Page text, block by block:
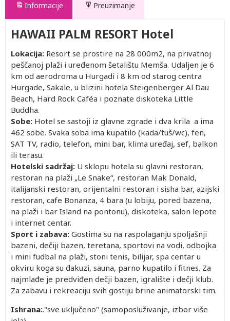
Informacije Preuzimanje
HAWAII PALM RESORT Hotel
Lokacija: Resort se prostire na 28 000m2, na privatnoj
peščanoj plaži i uređenom šetalištu Memša. Udaljen je 6
km od aerodroma u Hurgadi i 8 km od starog centra
Hurgade, Sakale, u blizini hotela Steigenberger Al Dau
Beach, Hard Rock Caféa i poznate diskoteka Little
Buddha.
Sobe: Hotel se sastoji iz glavne zgrade i dva krila a ima
462 sobe. Svaka soba ima kupatilo (kada/tuš/wc), fen,
SAT TV, radio, telefon, mini bar, klima uređaj, sef, balkon
ili terasu.
Hotelski sadržaj: U sklopu hotela su glavni restoran,
restoran na plaži „Le Snake“, restoran Mak Donald,
italijanski restoran, orijentalni restoran i sisha bar, azijski
restoran, cafe Bonanza, 4 bara (u lobiju, pored bazena,
na plaži i bar Island na pontonu), diskoteka, salon lepote
i internet centar.
Sport i zabava: Gostima su na raspolaganju spoljašnji
bazeni, dečiji bazen, teretana, sportovi na vodi, odbojka
i mini fudbal na plaži, stoni tenis, bilijar, spa centar u
okviru koga su đakuzi, sauna, parno kupatilo i fitnes. Za
najmlađe je predviđen dečji bazen, igralište i dečji klub.
Za zabavu i rekreaciju svih gostiju brine animatorski tim.
Ishrana:."sve uključeno" (samoposluživanje, izbor više